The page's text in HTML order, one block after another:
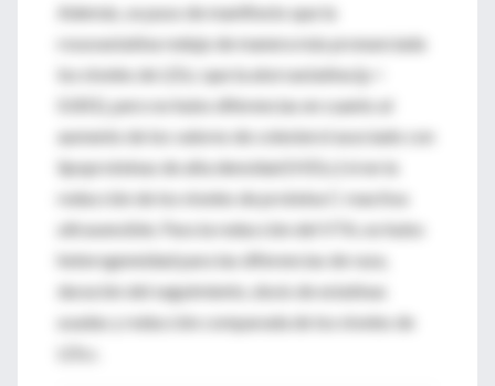
Además, se puso de manifiesto que la
rosuvastatina redujo de manera más pronunciada
los niveles de LDLc que la atorvastatina (p <
0.001), pero no hubo diferencias en cuanto al
aumento de los valores de colesterol asociado con
lipoproteínas de alta densidad (HDLc) ni en la
reducción de los niveles de proteína C-reactiva
ultrasensible. Para la reducción del VTA, no hubo
heterogeneidad para las diferencias de raza,
duración del seguimiento, dosis de estatinas
usadas y reducción comparada de los niveles de